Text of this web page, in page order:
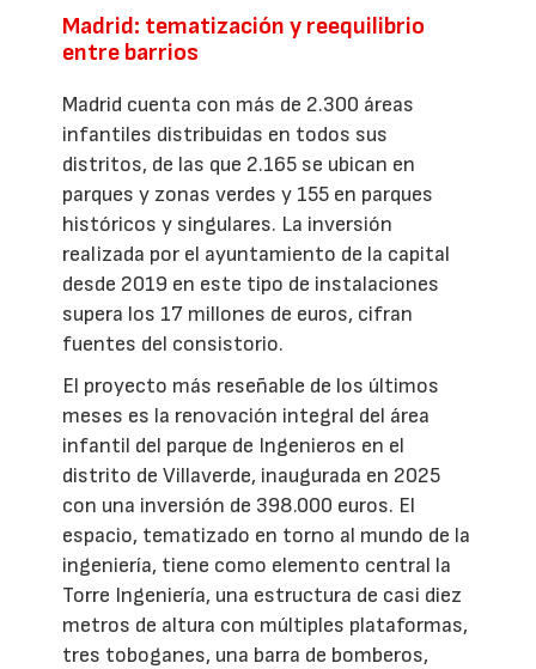
Madrid: tematización y reequilibrio
entre barrios
Madrid cuenta con más de 2.300 áreas
infantiles distribuidas en todos sus
distritos, de las que 2.165 se ubican en
parques y zonas verdes y 155 en parques
históricos y singulares. La inversión
realizada por el ayuntamiento de la capital
desde 2019 en este tipo de instalaciones
supera los 17 millones de euros, cifran
fuentes del consistorio.
El proyecto más reseñable de los últimos
meses es la renovación integral del área
infantil del parque de Ingenieros en el
distrito de Villaverde, inaugurada en 2025
con una inversión de 398.000 euros. El
espacio, tematizado en torno al mundo de la
ingeniería, tiene como elemento central la
Torre Ingeniería, una estructura de casi diez
metros de altura con múltiples plataformas,
tres toboganes, una barra de bomberos,